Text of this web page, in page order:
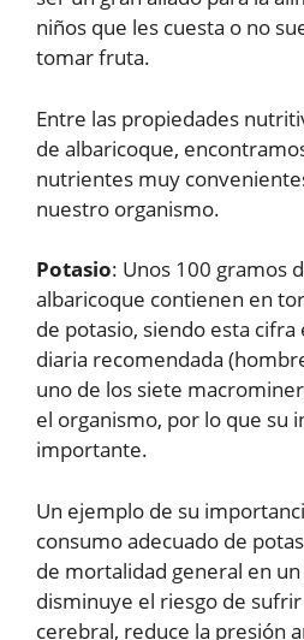
niños que les cuesta o no
tomar fruta.
Entre las propiedades
de albaricoque,
nutrientes muy
nuestro organismo.
Potasio: Unos 100 gramos
albaricoque contienen en
de potasio, siendo esta cifra
diaria recomendada
uno de los siete
el organismo, por lo que su
importante.
Un ejemplo de su
consumo adecuado de
de mortalidad general en
disminuye el riesgo de
cerebral, reduce la presión